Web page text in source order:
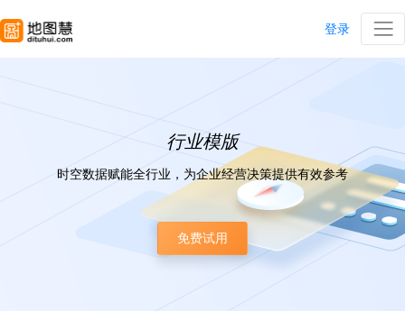
登录
行业模版
时空数据赋能全行业，为企业经营决策提供有效参考
免费试用